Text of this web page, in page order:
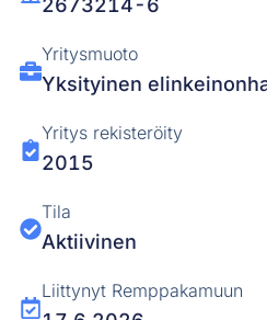
2673214-6
Yritysmuoto
Yksityinen
Yritys rekisteröity
2015
Tila
Aktiivinen
Liittynyt Remppakamuun